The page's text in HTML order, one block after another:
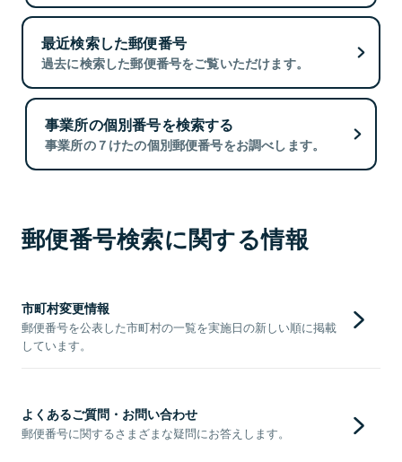
最近検索した郵便番号
過去に検索した郵便番号をご覧いただけます。
事業所の個別番号を検索する
事業所の７けたの個別郵便番号をお調べします。
郵便番号検索に関する情報
市町村変更情報
郵便番号を公表した市町村の一覧を実施日の新しい順に掲載
しています。
よくあるご質問・お問い合わせ
郵便番号に関するさまざまな疑問にお答えします。